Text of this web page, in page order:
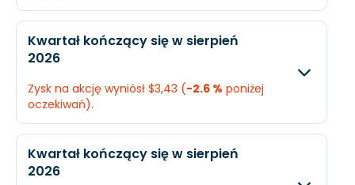
Przychody
Dochód $1,18 mld.
EPS $4,76 N/A
Kwartał kończący się w sierpień
2026
Zysk na akcję wyniósł $3,43 (-2.6 % poniżej
oczekiwań).
Przychody
Kwartał kończący się w sierpień
2026